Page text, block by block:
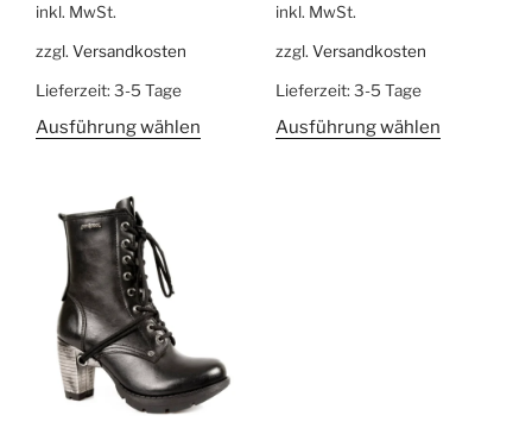
inkl. MwSt.
zzgl. Versandkosten
Lieferzeit: 3-5 Tage
Ausführung wählen
inkl. MwSt.
zzgl. Versandkosten
Lieferzeit: 3-5 Tage
Ausführung wählen